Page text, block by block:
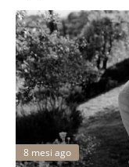
8 mesi ago